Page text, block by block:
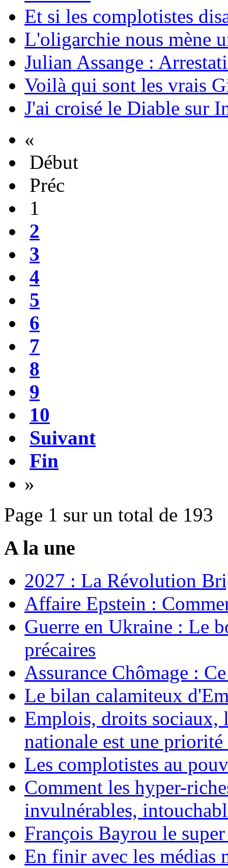
Et si les complotistes
L'oligarchie nous mène
Julian Assange :
Voilà qui sont les vrais
J'ai croisé le Diable sur
«
Début
Préc
1
2
3
4
5
6
7
8
9
10
Suivant
Fin
»
Page 1 sur un total de 193
A la une
2027 : La Révolution
Affaire Epstein :
Guerre en Ukraine : Le
précaires
Assurance Chômage :
Le bilan calamiteux
Emplois, droits sociaux,
nationale est une
Les complotistes au
Comment les hyper-
invulnérables,
François Bayrou le
En finir avec les médias